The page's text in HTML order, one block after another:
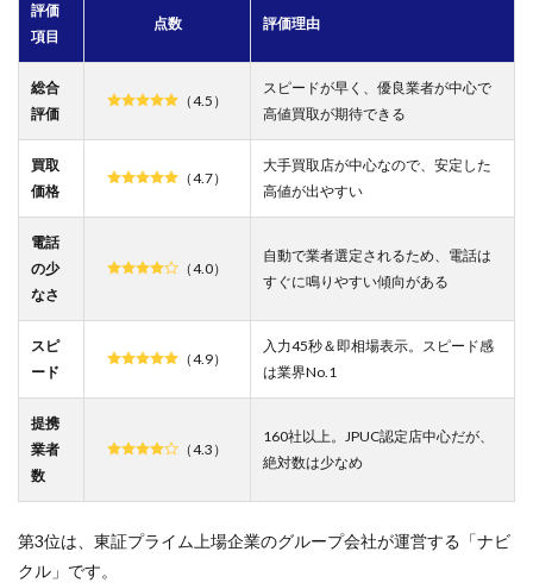
かり
7.4
かっ
あ
る？
8
年の車売
却は
「MOTA」
か
「CTN」
失敗しな
い
評価
項目
点数 評価理由
総合
評価
（4.5）
スピードが早く、優良業者が中心で
高値買取が期待できる
買取
価格
（4.7）
大手買取店が中心なので、安定した
高値が出やすい
電話
の少
なさ
（4.0）
自動で業者選定されるため、電話は
すぐに鳴りやすい傾向がある
スピ
ード
（4.9）
入力45秒＆即相場表示。スピード感
は業界No.1
提携
業者
数
（4.3）
160社以上。JPUC認定店中心だが、
絶対数は少なめ
第3位は、東証プライム上場企業のグループ会社が運営する「ナビ
クル」です。